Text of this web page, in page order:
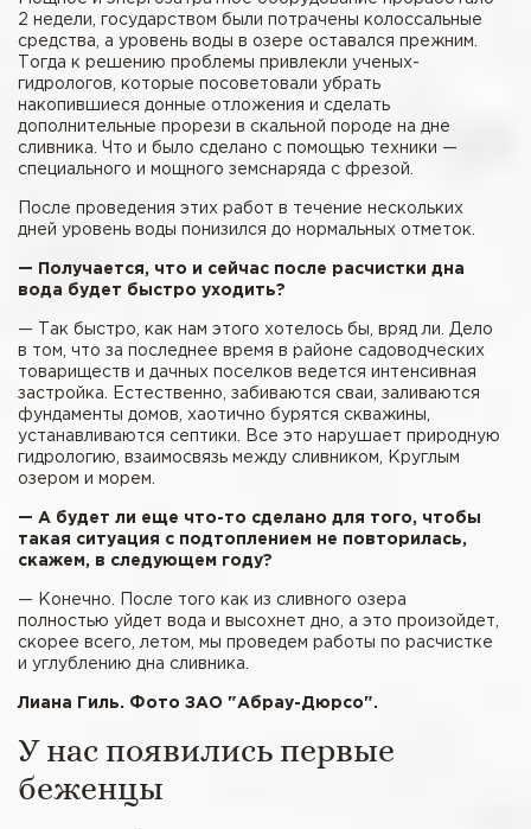
2 недели, государством были потрачены колоссальные
средства, а уровень воды в озере оставался прежним.
Тогда к решению проблемы привлекли ученых-
гидрологов, которые посоветовали убрать
накопившиеся донные отложения и сделать
дополнительные прорези в скальной породе на дне
сливника. Что и было сделано с помощью техники —
специального и мощного земснаряда с фрезой.
После проведения этих работ в течение нескольких
дней уровень воды понизился до нормальных отметок.
— Получается, что и сейчас после расчистки дна
вода будет быстро уходить?
— Так быстро, как нам этого хотелось бы, вряд ли. Дело
в том, что за последнее время в районе садоводческих
товариществ и дачных поселков ведется интенсивная
застройка. Естественно, забиваются сваи, заливаются
фундаменты домов, хаотично бурятся скважины,
устанавливаются септики. Все это нарушает природную
гидрологию, взаимосвязь между сливником, Круглым
озером и морем.
— А будет ли еще что-то сделано для того, чтобы
такая ситуация с подтоплением не повторилась,
скажем, в следующем году?
— Конечно. После того как из сливного озера
полностью уйдет вода и высохнет дно, а это произойдет,
скорее всего, летом, мы проведем работы по расчистке
и углублению дна сливника.
Лиана Гиль. Фото ЗАО "Абрау-Дюрсо".
У нас появились первые
беженцы